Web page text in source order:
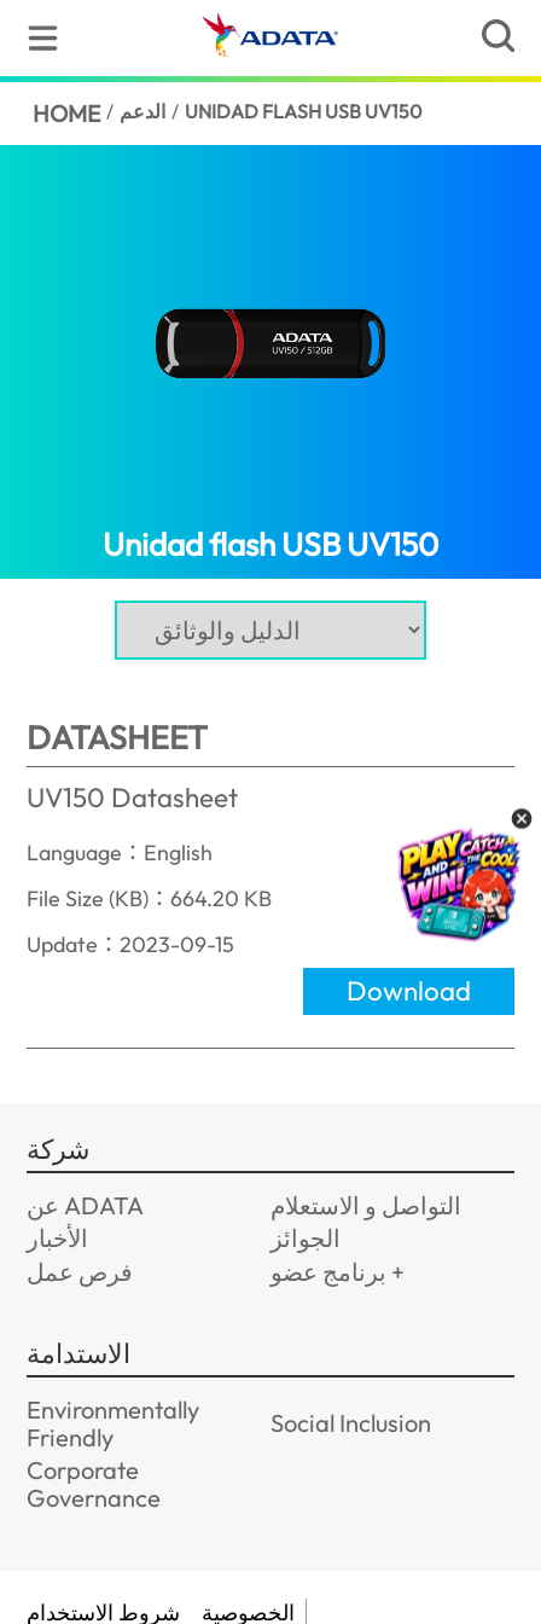
HOME / الدعم / UNIDAD FLASH USB UV150
Unidad flash USB UV150(United
DATASHEET
UV150 Datasheet
Language：English
File Size (KB)：664.20 KB
Update：2023-09-15
Download
شركة
عن ADATA
التواصل و الاستعلام
الأخبار
الجوائز
فرص عمل
برنامج عضو +
الاستدامة
Environmentally
Friendly
Social Inclusion
Corporate
Governance
الخصوصية شروط الاستخدام